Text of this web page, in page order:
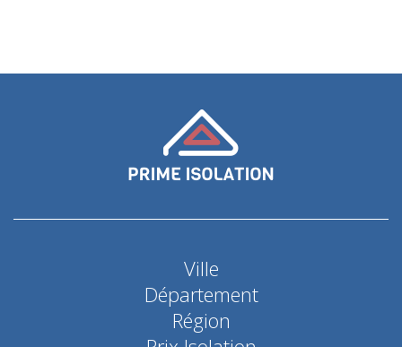
Ville
Département
Région